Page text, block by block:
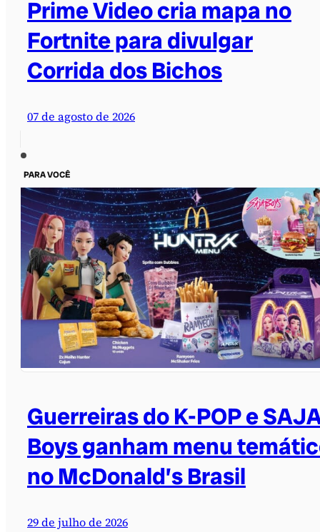
Prime Video cria mapa no
Fortnite para divulgar
Corrida dos Bichos
07 de agosto de 2026
PARA VOCÊ
Guerreiras do K-POP e
Boys ganham menu
no McDonald’s Brasil
29 de julho de 2026